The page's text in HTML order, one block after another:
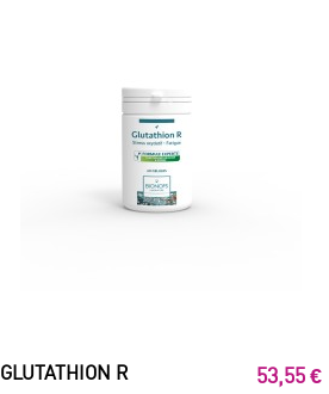
GLUTATHION R
53,55 €